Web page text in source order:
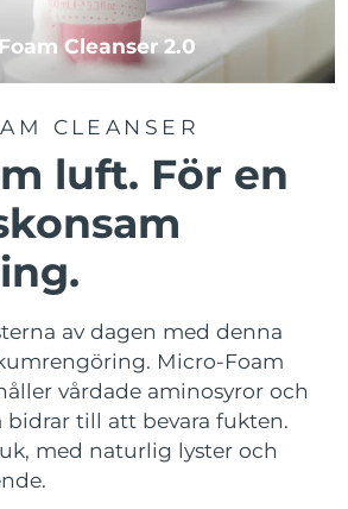
Cleanser 2.0
CLEANSER
luft. För en
av dagen med denna
Micro-Foam
vårdade aminosyror och
bidrar till att bevara fukten.
med naturlig lyster och